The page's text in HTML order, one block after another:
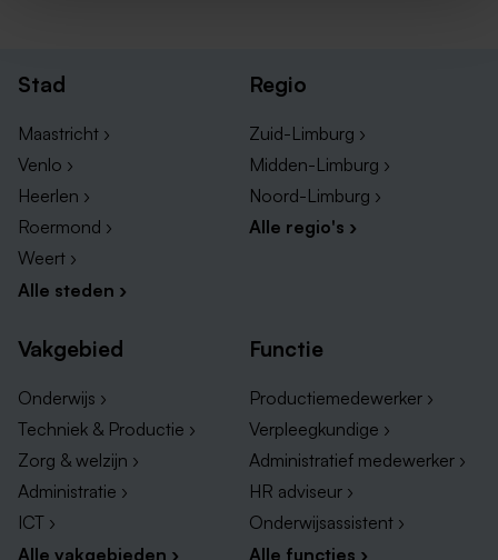
Stad
Maastricht ›
Venlo ›
Heerlen ›
Roermond ›
Weert ›
Alle steden ›
Regio
Zuid-Limburg ›
Midden-Limburg ›
Noord-Limburg ›
Alle regio's ›
Vakgebied
Onderwijs ›
Techniek & Productie ›
Zorg & welzijn ›
Administratie ›
ICT ›
Alle vakgebieden ›
Functie
Productiemedewerker ›
Verpleegkundige ›
Administratief medewerker ›
HR adviseur ›
Onderwijsassistent ›
Alle functies ›